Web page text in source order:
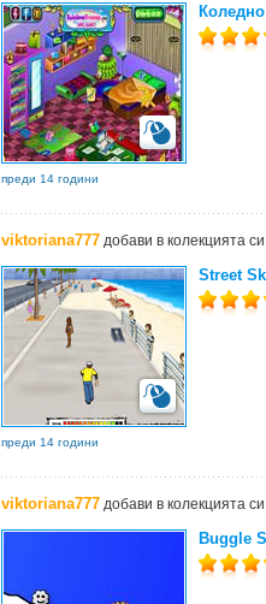
преди 14 години
viktoriana777добави в колекцията си
Street
преди 14 години
viktoriana777добави в колекцията си
Buggle